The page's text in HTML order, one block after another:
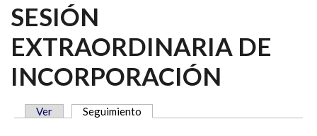
SESIÓN
EXTRAORDINARIA DE
INCORPORACIÓN
Ver Seguimiento